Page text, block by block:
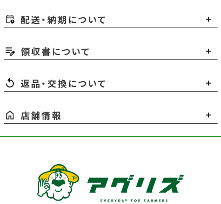
配送・納期について
領収書について
返品・交換について
店舗情報